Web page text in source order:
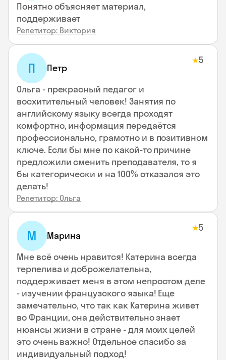
Понятно объясняет материал,
поддерживает
Репетитор: Виктория
П Петр
★5
Ольга - прекрасный педагог и
восхитительный человек! Занятия по
английскому языку всегда проходят
комфортно, информация передаётся
профессионально, грамотно и в позитивном
ключе. Если бы мне по какой-то причине
предложили сменить преподавателя, то я
бы категорически и на 100% отказался это
делать!
Репетитор: Ольга
М Марина
★5
Мне всё очень нравится! Катерина всегда
терпелива и доброжелательна,
поддерживает меня в этом непростом деле
- изучении французского языка! Еще
замечательно, что так как Катерина живет
во Франции, она действительно знает
нюансы жизни в стране - для моих целей
это очень важно! Отдельное спасибо за
индивидуальный подход!